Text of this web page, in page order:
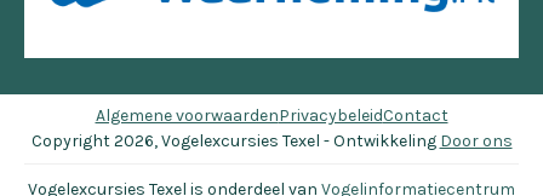
Algemene voorwaardenPrivacybeleidContact
Copyright 2026, Vogelexcursies Texel - Ontwikkeling Door ons
Vogelexcursies Texel is onderdeel van Vogelinformatiecentrum